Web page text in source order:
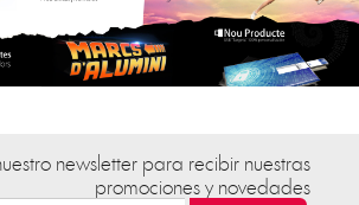
newsletter para recibir nuestras
promociones y novedades